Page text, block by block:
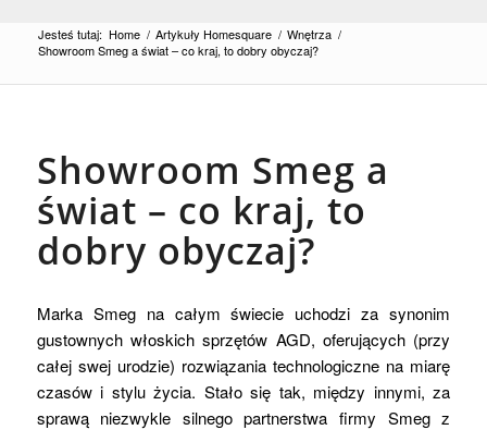
Jesteś tutaj: Home / Artykuły Homesquare / Wnętrza /
Showroom Smeg a świat – co kraj, to dobry obyczaj?
Showroom Smeg a
świat – co kraj, to
dobry obyczaj?
Marka Smeg na całym świecie uchodzi za synonim
gustownych włoskich sprzętów AGD, oferujących (przy
całej swej urodzie) rozwiązania technologiczne na miarę
czasów i stylu życia. Stało się tak, między innymi, za
sprawą niezwykle silnego partnerstwa firmy Smeg z